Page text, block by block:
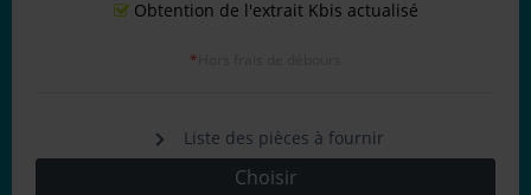
Obtention de l'extrait Kbis actualisé
*
Liste des pièces à fournir
Choisir